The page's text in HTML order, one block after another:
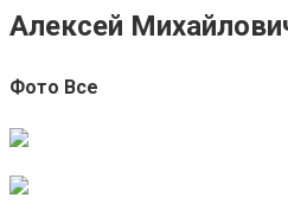
Алексей
Фото Все